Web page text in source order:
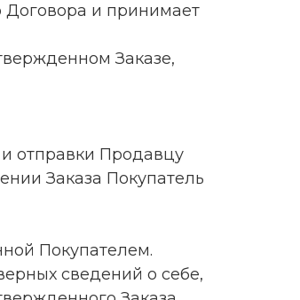
Договора и принимает
Заказе,
отправки Продавцу
Заказа Покупатель
Покупателем.
сведений о себе,